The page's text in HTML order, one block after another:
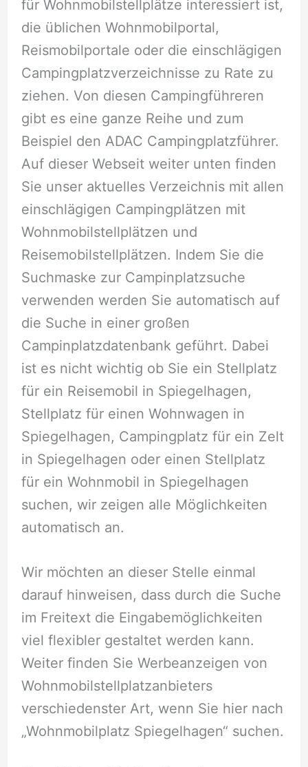
für Wohnmobilstellplätze interessiert ist,
die üblichen Wohnmobilportal,
Reismobilportale oder die einschlägigen
Campingplatzverzeichnisse zu Rate zu
ziehen. Von diesen Campingführeren
gibt es eine ganze Reihe und zum
Beispiel den ADAC Campingplatzführer.
Auf dieser Webseit weiter unten finden
Sie unser aktuelles Verzeichnis mit allen
einschlägigen Campingplätzen mit
Wohnmobilstellplätzen und
Reisemobilstellplätzen. Indem Sie die
Suchmaske zur Campinplatzsuche
verwenden werden Sie automatisch auf
die Suche in einer großen
Campinplatzdatenbank geführt. Dabei
ist es nicht wichtig ob Sie ein Stellplatz
für ein Reisemobil in Spiegelhagen,
Stellplatz für einen Wohnwagen in
Spiegelhagen, Campingplatz für ein Zelt
in Spiegelhagen oder einen Stellplatz
für ein Wohnmobil in Spiegelhagen
suchen, wir zeigen alle Möglichkeiten
automatisch an.
Wir möchten an dieser Stelle einmal
darauf hinweisen, dass durch die Suche
im Freitext die Eingabemöglichkeiten
viel flexibler gestaltet werden kann.
Weiter finden Sie Werbeanzeigen von
Wohnmobilstellplatzanbieters
verschiedenster Art, wenn Sie hier nach
„Wohnmobilplatz Spiegelhagen“ suchen.